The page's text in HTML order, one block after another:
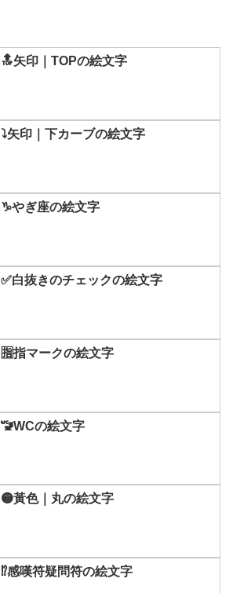
🔝矢印｜TOPの絵文字
⤵️矢印｜下カーブの絵文字
♑やぎ座の絵文字
✅白抜きのチェックの絵文字
🈯指マークの絵文字
🚾WCの絵文字
🟡黃色｜丸の絵文字
⁉️感嘆符疑問符の絵文字